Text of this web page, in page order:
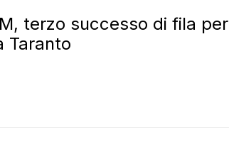
terzo successo di fila per
Taranto